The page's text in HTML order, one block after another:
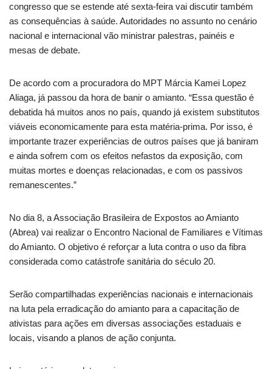
congresso que se estende até sexta-feira vai discutir também
as consequências à saúde. Autoridades no assunto no cenário
nacional e internacional vão ministrar palestras, painéis e
mesas de debate.
De acordo com a procuradora do MPT Márcia Kamei Lopez
Aliaga, já passou da hora de banir o amianto. “Essa questão é
debatida há muitos anos no país, quando já existem substitutos
viáveis economicamente para esta matéria-prima. Por isso, é
importante trazer experiências de outros países que já baniram
e ainda sofrem com os efeitos nefastos da exposição, com
muitas mortes e doenças relacionadas, e com os passivos
remanescentes.”
No dia 8, a Associação Brasileira de Expostos ao Amianto
(Abrea) vai realizar o Encontro Nacional de Familiares e Vítimas
do Amianto. O objetivo é reforçar a luta contra o uso da fibra
considerada como catástrofe sanitária do século 20.
Serão compartilhadas experiências nacionais e internacionais
na luta pela erradicação do amianto para a capacitação de
ativistas para ações em diversas associações estaduais e
locais, visando a planos de ação conjunta.